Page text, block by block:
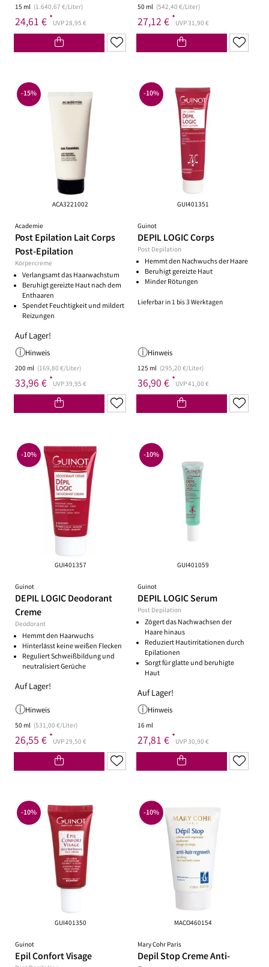
15 ml (1.640,67 €/Liter)
24,61 € *UVP 28,95 €
50 ml (542,40 €/Liter)
27,12 € *UVP 31,90 €
ACA3221002
Academie
Post Epilation Lait Corps
Post-Epilation
Körpercreme
Verlangsamt das Haarwachstum
Beruhigt gereizte Haut nach dem
Enthaaren
Spendet Feuchtigkeit und mildert
Reizungen
Auf Lager!
Hinweis
200 ml (169,80 €/Liter)
33,96 € *UVP 39,95 €
-15%
GUI401351
Guinot
DEPIL LOGIC Corps
Post Depilation
Hemmt den Nachwuchs der Haare
Beruhigt gereizte Haut
Minder Rötungen
Lieferbar in 1 bis 3 Werktagen
Hinweis
125 ml (295,20 €/Liter)
36,90 € *UVP 41,00 €
-10%
GUI401357
Guinot
DEPIL LOGIC Deodorant
Creme
Deodorant
Hemmt den Haarwuchs
Hinterlässt keine weißen Flecken
Reguliert Schweißbildung und
neutralisiert Gerüche
Auf Lager!
Hinweis
50 ml (531,00 €/Liter)
26,55 € *UVP 29,50 €
-10%
GUI401059
Guinot
DEPIL LOGIC Serum
Post Depilation
Zögert das Nachwachsen der
Haare hinaus
Reduziert Hautirritationen durch
Epilationen
Sorgt für glatte und beruhigte
Haut
Auf Lager!
Hinweis
16 ml
27,81 € *UVP 30,90 €
-10%
GUI401350
Guinot
Epil Confort Visage
-10%
MACO460154
Mary Cohr Paris
Depil Stop Creme Anti-
-10%